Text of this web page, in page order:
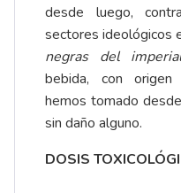
desde luego,
sectores ideológicos
negras del
bebida, con origen
hemos tomado
sin daño alguno.
DOSIS